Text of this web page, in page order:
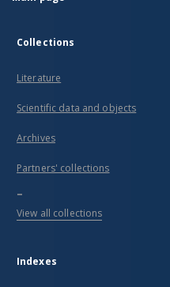
Collections
Literature
Scientific data and objects
Archives
Partners' collections
...
View all collections
Indexes